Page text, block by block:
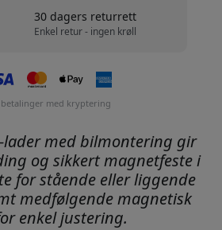
30 dagers returrett
Enkel retur - ingen krøll
betalinger med kryptering
lader med bilmontering gir
og sikkert magnetfeste i
for stående eller liggende
medfølgende magnetisk
enkel justering.